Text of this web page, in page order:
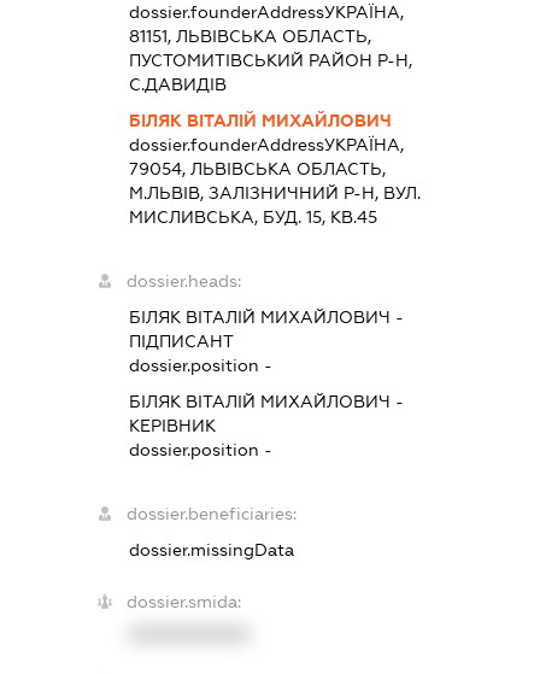
dossier.founderAddressУКРАЇНА,
81151, ЛЬВIВСЬКА ОБЛАСТЬ,
ПУСТОМИТIВСЬКИЙ РАЙОН Р-Н,
С.ДАВИДІВ
БІЛЯК ВІТАЛІЙ МИХАЙЛОВИЧ
dossier.founderAddressУКРАЇНА,
79054, ЛЬВIВСЬКА ОБЛАСТЬ,
М.ЛЬВІВ, ЗАЛІЗНИЧНИЙ Р-Н, ВУЛ.
МИСЛИВСЬКА, БУД. 15, КВ.45
dossier.heads:
БІЛЯК ВІТАЛІЙ МИХАЙЛОВИЧ -
ПІДПИСАНТ
dossier.position -
БІЛЯК ВІТАЛІЙ МИХАЙЛОВИЧ -
КЕРІВНИК
dossier.position -
dossier.beneficiaries:
dossier.missingData
dossier.smida: